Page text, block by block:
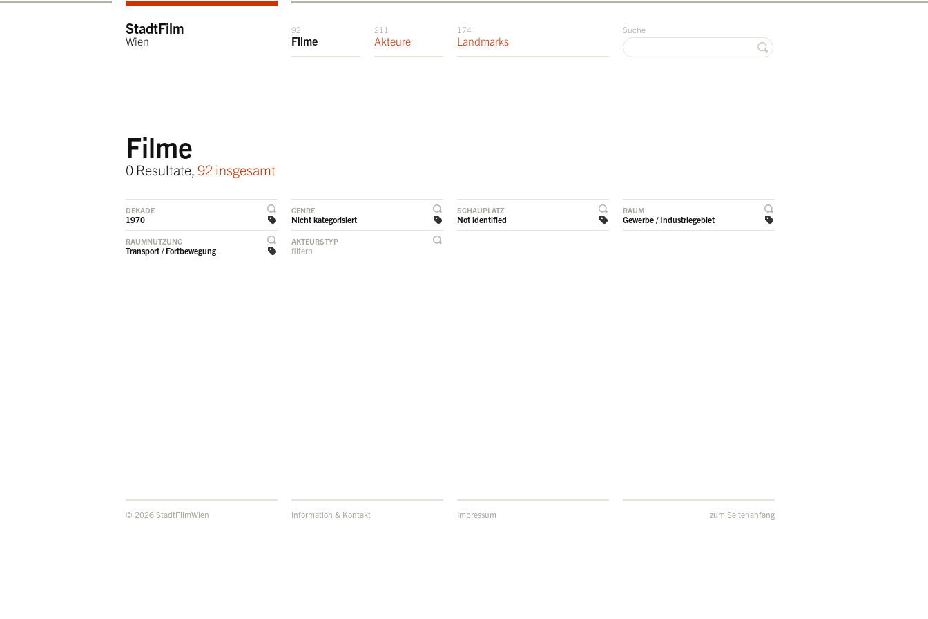
StadtFilm
Wien
92
Filme
211
Akteure
174
Landmarks
Suche
Filme
0 Resultate, 92 insgesamt
DEKADE
1970
GENRE
Nicht kategorisiert
SCHAUPLATZ
Not identified
RAUM
Gewerbe / Industriegebiet
RAUMNUTZUNG
Transport / Fortbewegung
AKTEURSTYP
filtern
© 2026 StadtFilmWien Information & Kontakt Impressum zum Seitenanfang